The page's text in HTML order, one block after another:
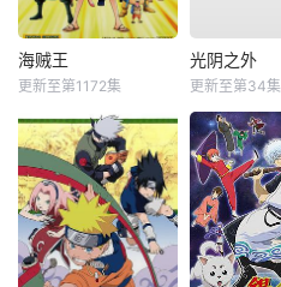
海贼王
更新至第1172集
光阴之外
更新至第34集